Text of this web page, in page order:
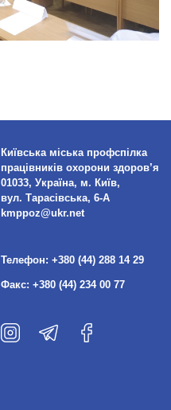
Київська міська профспілка
працівників охорони здоров’я
01033, Україна, м. Київ,
вул. Тарасівська, 6-А
kmppoz@ukr.net
Телефон: +380 (44) 288 14 29
Факс: +380 (44) 234 00 77